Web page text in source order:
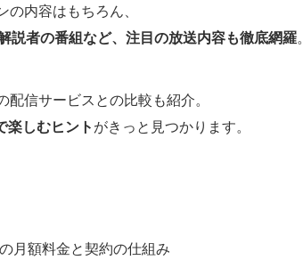
内容はもちろん、
説者の番組など、注目の放送内容も徹底網羅。
信サービスとの比較も紹介。
楽しむヒント がきっと見つかります。
月額料金と契約の仕組み